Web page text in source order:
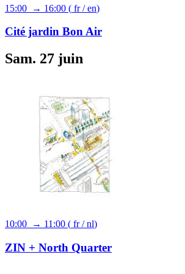
15:00 → 16:00 ( fr/en)
Cité jardin Bon Air
Sam. 27 juin
10:00 → 11:00 ( fr/nl)
ZIN + North Quarter